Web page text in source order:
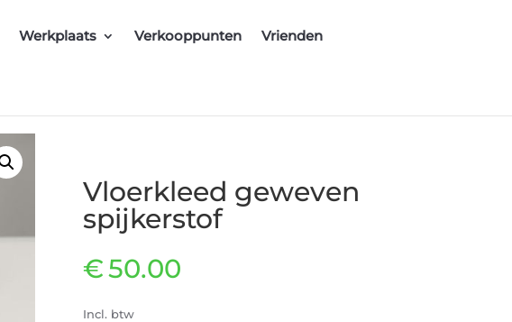
Werkplaats Verkooppunten Vrienden
Vloerkleed geweven
spijkerstof
€50.00
Incl. btw